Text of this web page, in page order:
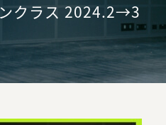
クラス 2024.2→3